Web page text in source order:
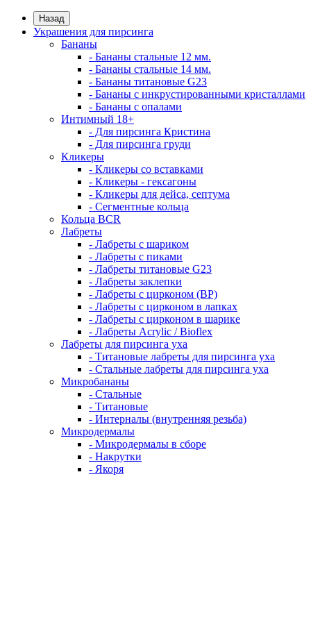
Назад
Украшения для пирсинга
Бананы
- Бананы стальные 12 мм.
- Бананы стальные 14 мм.
- Бананы титановые G23
- Бананы с инкрустированными кристаллами
- Бананы с опалами
Интимный 18+
- Для пирсинга Кристина
- Для пирсинга груди
Кликеры
- Кликеры со вставками
- Кликеры - гексагоны
- Кликеры для дейса, септума
- Сегментные кольца
Кольца BCR
Лабреты
- Лабреты с шариком
- Лабреты с пиками
- Лабреты титановые G23
- Лабреты заклепки
- Лабреты с цирконом (ВР)
- Лабреты с цирконом в лапках
- Лабреты с цирконом в шарике
- Лабреты Acrylic / Bioflex
Лабреты для пирсинга уха
- Титановые лабреты для пирсинга уха
- Стальные лабреты для пирсинга уха
Микробананы
- Стальные
- Титановые
- Интерналы (внутренняя резьба)
Микродермалы
- Микродермалы в сборе
- Накрутки
- Якоря